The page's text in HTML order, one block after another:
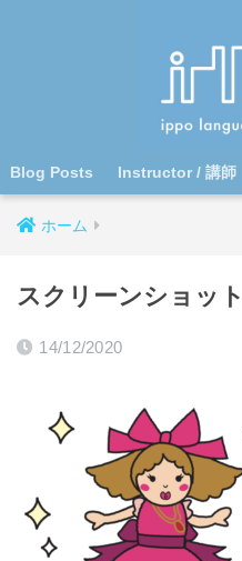
Blog Posts Instructor / 講師
ホーム
スクリーンショッ
14/12/2020